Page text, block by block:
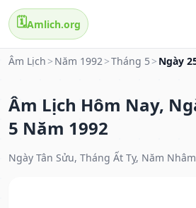
🗓️Amlich.org
Âm Lịch > Năm 1992>Tháng 5 > Ngày
Âm Lịch Hôm Nay,
5 Năm 1992
Ngày Tân Sửu, Tháng Ất Tỵ, Năm